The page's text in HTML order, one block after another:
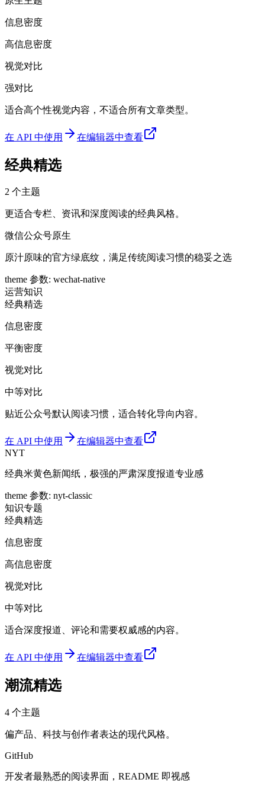
信息密度
高信息密度
视觉对比
强对比
适合高个性视觉内容，不适合所有文章类型。
在 API 中使用 在编辑器中查看
经典精选
2 个主题
更适合专栏、资讯和深度阅读的经典风格。
微信公众号原生
原汁原味的官方绿底纹，满足传统阅读习惯的稳妥之选
theme 参数: wechat-native
运营知识
经典精选
信息密度
平衡密度
视觉对比
中等对比
贴近公众号默认阅读习惯，适合转化导向内容。
在 API 中使用
在编辑器中查看
NYT
经典米黄色新闻纸，极强的严肃深度报道专业感
theme 参数: nyt-classic
知识专题
经典精选
信息密度
高信息密度
视觉对比
中等对比
适合深度报道、评论和需要权威感的内容。
在 API 中使用 在编辑器中查看
潮流精选
4 个主题
偏产品、科技与创作者表达的现代风格。
GitHub
开发者最熟悉的阅读界面，README 即视感